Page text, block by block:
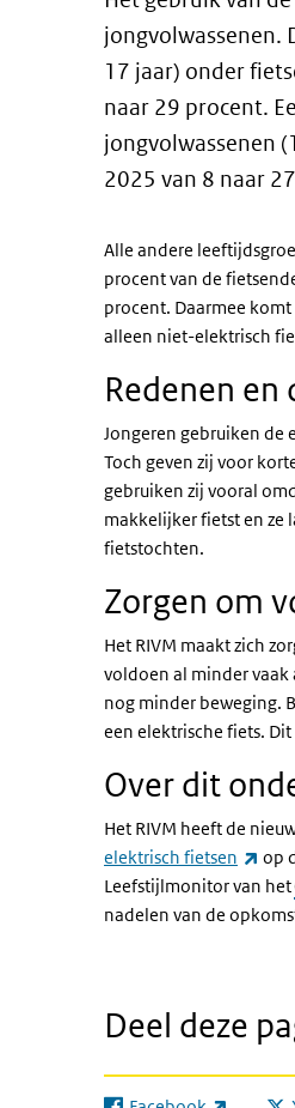
jongvolwassenen.
17 jaar) onder
naar 29 procent.
jongvolwassenen
2025 van 8 naar
Alle andere
procent van de
procent. Daarmee
alleen niet-elektrisch
Redenen
Jongeren gebruiken de
Toch geven zij voor
gebruiken zij vooral
makkelijker fietst en ze
fietstochten.
Zorgen om
Het RIVM maakt zich
voldoen al minder vaak
nog minder beweging.
een elektrische fiets.
Over dit
Het RIVM heeft de
elektrisch fietsen
op
Leefstijlmonitor van het
nadelen van de
Deel deze